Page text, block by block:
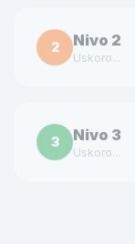
2 Nivo 2
Uskoro...
3 Nivo 3
Uskoro...